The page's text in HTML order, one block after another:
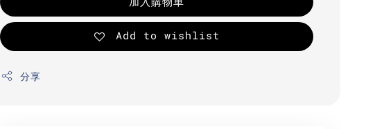
Add to wishlist
分享